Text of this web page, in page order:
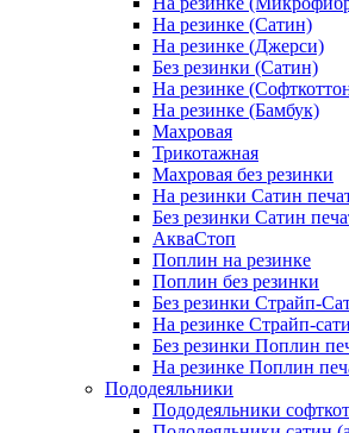
На резинке (Сатин)
На резинке (Джерси)
Без резинки (Сатин)
На резинке
На резинке (Бамбук)
Махровая
Трикотажная
Махровая без резинки
На резинки Сатин
Без резинки Сатин
АкваСтоп
Поплин на резинке
Поплин без резинки
Без резинки Страйп-
На резинке Страйп-
Без резинки Поплин
На резинке Поплин
Пододеяльники
Пододеяльники